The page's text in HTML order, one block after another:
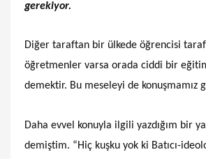
gerekiyor.
Diğer taraftan bir ülkede öğrencisi
öğretmenler varsa orada ciddi bir
demektir. Bu meseleyi de konuşmamız
Daha evvel konuyla ilgili yazdığım bir
demiştim. “Hiç kuşku yok ki Batıcı-